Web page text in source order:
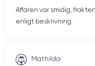
Affären var smidig,
enligt beskrivning.
Mathilda